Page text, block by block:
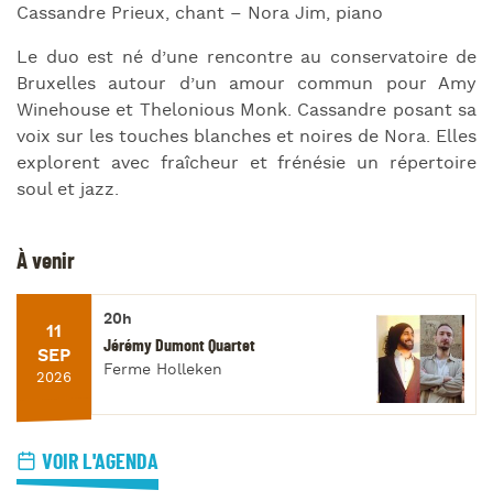
Cassandre Prieux, chant – Nora Jim, piano
Le duo est né d’une rencontre au conservatoire de
Bruxelles autour d’un amour commun pour Amy
Winehouse et Thelonious Monk. Cassandre posant sa
voix sur les touches blanches et noires de Nora. Elles
explorent avec fraîcheur et frénésie un répertoire
soul et jazz.
À venir
11
SEP
2026
20h
Jérémy Dumont Quartet
Ferme Holleken
VOIR L'AGENDA